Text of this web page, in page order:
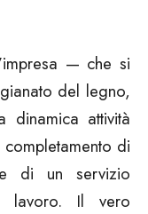
— che si
del legno,
attività
di
di un servizio
lavoro. Il vero